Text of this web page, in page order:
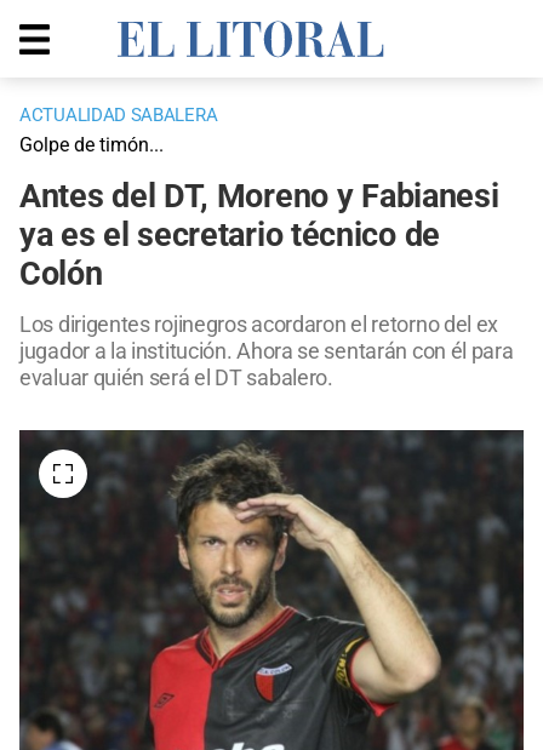
ACTUALIDAD SABALERA
Golpe de timón...
Antes del DT, Moreno y Fabianesi
ya es el secretario técnico de
Colón
Los dirigentes rojinegros acordaron el retorno del ex
jugador a la institución. Ahora se sentarán con él para
evaluar quién será el DT sabalero.